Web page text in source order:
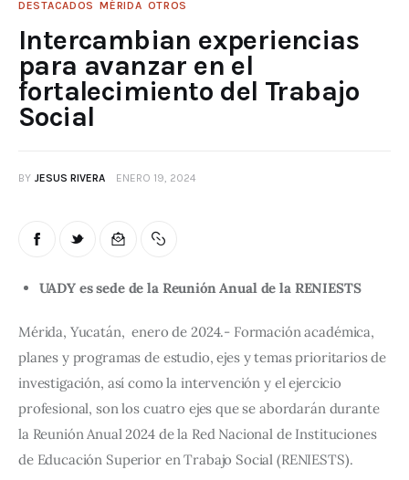
DESTACADOS MÉRIDA OTROS
Intercambian experiencias
para avanzar en el
fortalecimiento del Trabajo
Social
BY JESUS RIVERA ENERO 19, 2024
UADY es sede de la Reunión Anual de la RENIESTS
Mérida, Yucatán,  enero de 2024.- Formación académica,
planes y programas de estudio, ejes y temas prioritarios de
investigación, así como la intervención y el ejercicio
profesional, son los cuatro ejes que se abordarán durante
la Reunión Anual 2024 de la Red Nacional de Instituciones
de Educación Superior en Trabajo Social (RENIESTS).